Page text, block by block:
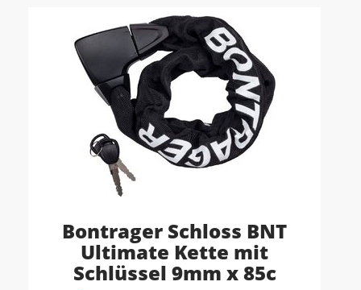
Bontrager Schloss BNT
Ultimate Kette mit
Schlüssel 9mm x 85c